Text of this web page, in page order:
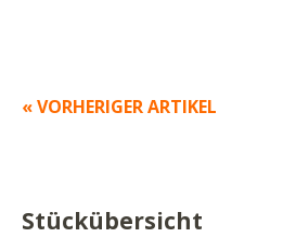
« VORHERIGER ARTIKEL
Stückübersicht